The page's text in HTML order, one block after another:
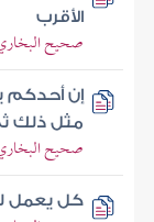
الأقرب
صحيح
إن أحدكم
مثل ذلك
صحيح
كل يعمل